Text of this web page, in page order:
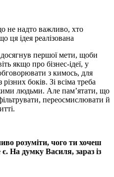
не надто важливо, хто
ця ідея реалізована
першої мети, щоби
якщо про бізнес-ідеї, у
з кимось, для
боків. Зі всіма треба
людьми. Але пам’ятати, що
переосмислювати й
розуміти, чого ти хочеш
є. На думку Василя, зараз із